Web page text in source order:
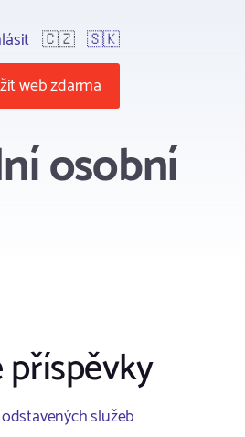
🇨🇿 🇸🇰
web zdarma
osobní
služeb